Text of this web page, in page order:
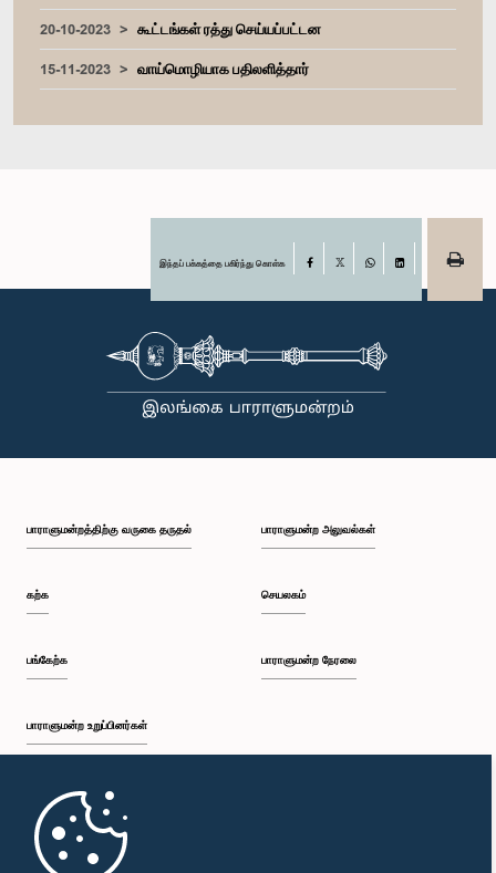
20-10-2023
கூட்டங்கள் ரத்து செய்யப்பட்டன
15-11-2023
வாய்மொழியாக பதிலளித்தார்
இந்தப் பக்கத்தை பகிர்ந்து கொள்க Facebook
பாராளுமன்றத்திற்கு வருகை தருதல்
கற்க
பங்கேற்க
பாராளுமன்ற உறுப்பினர்கள்
முதற்பக்கம்
பாராளுமன்ற அலுவல்கள்
செயலகம்
பாராளுமன்ற நேரலை